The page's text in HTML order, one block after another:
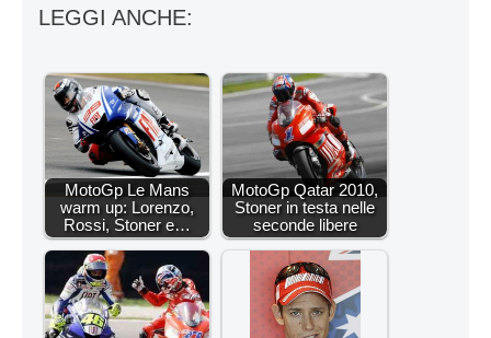
LEGGI ANCHE:
MotoGp Le Mans
warm up: Lorenzo,
Rossi, Stoner e…
MotoGp Qatar 2010,
Stoner in testa nelle
seconde libere